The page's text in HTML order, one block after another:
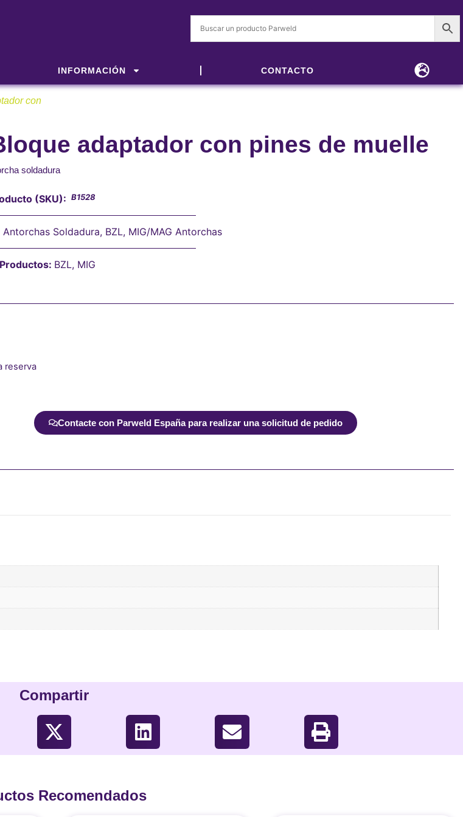
INFORMACIÓN CONTACTO
con
adaptador con pines de muelle
soldadura
(SKU):B1528
Antorchas Soldadura, BZL, MIG/MAG Antorchas
BZL, MIG
reserva
Contacte con Parweld España para realizar una solicitud de pedido
Compartir
Recomendados